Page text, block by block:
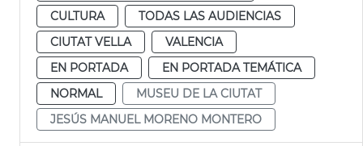
CULTURA
TODAS LAS AUDIENCIAS
CIUTAT VELLA
VALENCIA
EN PORTADA
EN PORTADA TEMÁTICA
NORMAL
MUSEU DE LA CIUTAT
JESÚS MANUEL MORENO MONTERO